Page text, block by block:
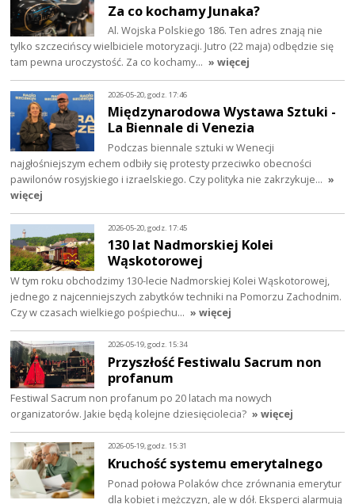
Za co kochamy Junaka?
Al. Wojska Polskiego 186. Ten adres znają nie
tylko szczecińscy wielbiciele motoryzacji. Jutro (22 maja) odbędzie się
tam pewna uroczystość. Za co kochamy… » więcej
2026-05-20, godz. 17:46
Międzynarodowa Wystawa Sztuki -
La Biennale di Venezia
Podczas biennale sztuki w Wenecji
najgłośniejszym echem odbiły się protesty przeciwko obecności
pawilonów rosyjskiego i izraelskiego. Czy polityka nie zakrzykuje… »
więcej
2026-05-20, godz. 17:45
130 lat Nadmorskiej Kolei
Wąskotorowej
W tym roku obchodzimy 130-lecie Nadmorskiej Kolei Wąskotorowej,
jednego z najcenniejszych zabytków techniki na Pomorzu Zachodnim.
Czy w czasach wielkiego pośpiechu… » więcej
2026-05-19, godz. 15:34
Przyszłość Festiwalu Sacrum non
profanum
Festiwal Sacrum non profanum po 20 latach ma nowych
organizatorów. Jakie będą kolejne dziesięciolecia? » więcej
2026-05-19, godz. 15:31
Kruchość systemu emerytalnego
Ponad połowa Polaków chce zrównania emerytur
dla kobiet i mężczyzn, ale w dół. Eksperci alarmują